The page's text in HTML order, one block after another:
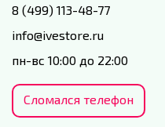
8 (499) 113-48-77
info@ivestore.ru
пн-вс 10:00 до 22:00
Сломался телефон